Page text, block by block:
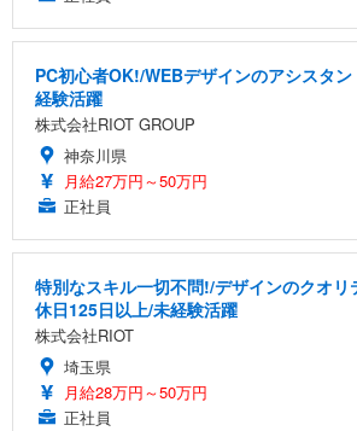
PC初心者OK!/WEBデザインのアシスタ
経験活躍
株式会社RIOT GROUP
神奈川県
月給27万円～50万円
正社員
特別なスキル一切不問!/デザインのクオリ
休日125日以上/未経験活躍
株式会社RIOT
埼玉県
月給28万円～50万円
正社員